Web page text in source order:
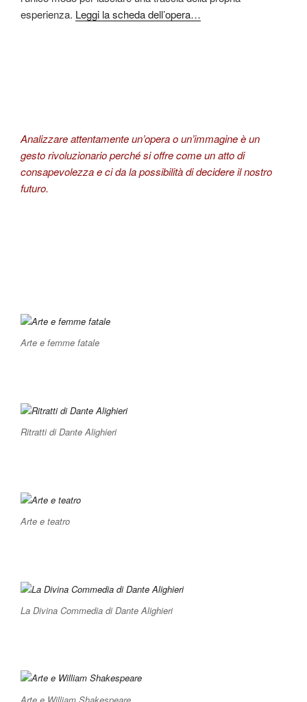
esperienza. Leggi la scheda dell’opera…
Analizzare attentamente un’opera o un’immagine è un
gesto rivoluzionario perché si offre come un atto di
consapevolezza e ci da la possibilità di decidere il nostro
futuro.
Arte e femme fatale
Ritratti di Dante Alighieri
Arte e teatro
La Divina Commedia di Dante Alighieri